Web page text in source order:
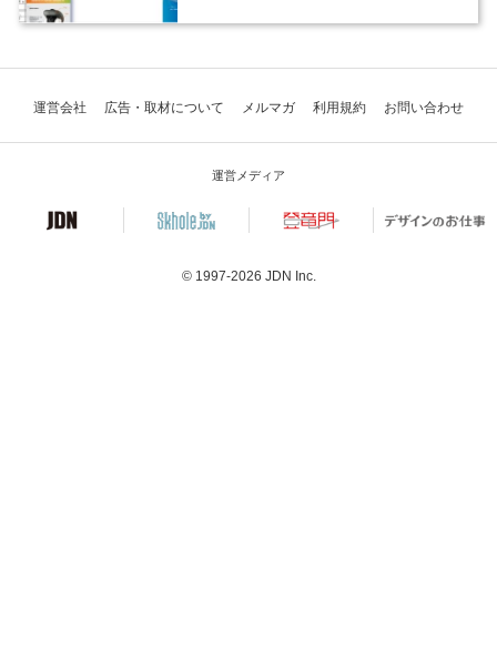
運営会社 広告・取材について メルマガ 利用規約 お問い合わせ
運営メディア
© 1997-2026 JDN Inc.